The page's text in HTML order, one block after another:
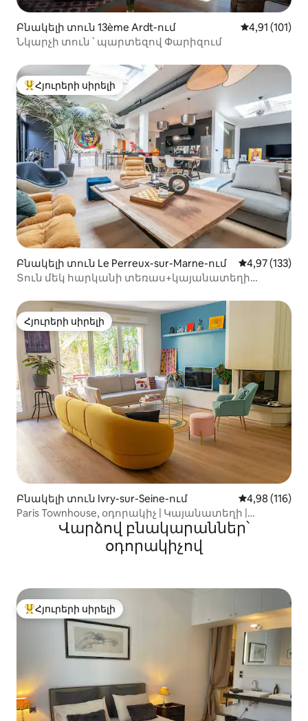
Բնակելի տուն 13ème Ardt-ում Միջին
4,91 (101)
Նկարչի տուն ՝ պարտեզով Փարիզում
Հյուրերի սիրելի լավագույն տները
Հյուրերի սիրելի
Բնակելի տուն Le Perreux-sur-Marne-ում Միջին
4,97 (133)
Տուն մեկ հարկանի տեռաս+կայանատեղի
Հյուրերի սիրելի
Հյուրերի սիրելի
Բնակելի տուն Ivry-sur-Seine-ում Միջին
4,98 (116)
Paris Townhouse, օդորակիչ | Կայանատեղի |
ՊարտեզՎարձով բնակարաններ՝
օդորակիչով
Հյուրերի սիրելի լավագույն տները
Հյուրերի սիրելի